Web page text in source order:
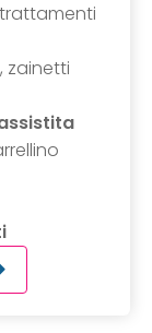
zainetti